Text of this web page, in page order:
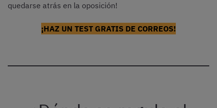
quedarse atrás en la oposición!
¡HAZ UN TEST GRATIS DE CORREOS!